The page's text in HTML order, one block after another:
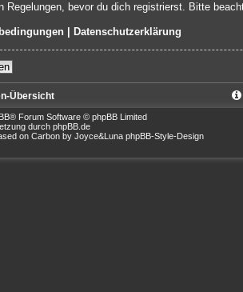
Regelungen, bevor du dich registrierst. Bitte
Datenschutzerklärung
Übersicht
® Forum Software © phpBB Limited
durch phpBB.de
on Carbon by Joyce&Luna phpBB-Style-Design